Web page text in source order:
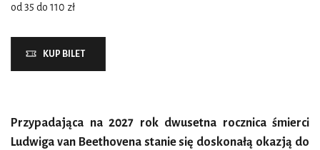
od 35 do 110 zł
KUP BILET
Przypadająca na 2027 rok dwusetna rocznica śmierci
Ludwiga van Beethovena stanie się doskonałą okazją do